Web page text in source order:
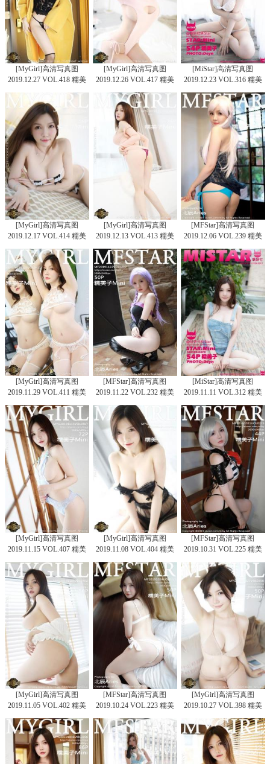
[MyGirl]高清写真图
2019.12.27 VOL.418 糯美
[MyGirl]高清写真图
2019.12.26 VOL.417 糯美
[MiStar]高清写真图
2019.12.23 VOL.316 糯美
[MyGirl]高清写真图
2019.12.17 VOL.414 糯美
子Mini
[MyGirl]高清写真图
2019.12.13 VOL.413 糯美
子Mini
[MFStar]高清写真图
2019.12.06 VOL.239 糯美
子Mini
[MyGirl]高清写真图
2019.11.29 VOL.411 糯美
子Mini
[MFStar]高清写真图
2019.11.22 VOL.232 糯美
子Mini
[MiStar]高清写真图
2019.11.11 VOL.312 糯美
子Mini
[MyGirl]高清写真图
2019.11.15 VOL.407 糯美
[MyGirl]高清写真图
2019.11.08 VOL.404 糯美
[MFStar]高清写真图
2019.10.31 VOL.225 糯美
[MyGirl]高清写真图
2019.11.05 VOL.402 糯美
子Mini
[MFStar]高清写真图
2019.10.24 VOL.223 糯美
子Mini
[MyGirl]高清写真图
2019.10.27 VOL.398 糯美
子Mini